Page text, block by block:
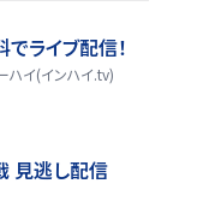
ライブ配信！
ハイ(インハイ.tv)
見逃し配信